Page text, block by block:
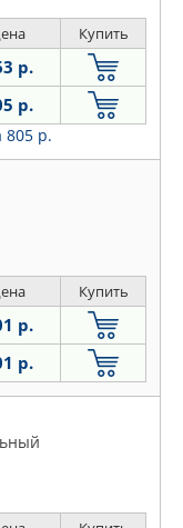
Купить
р.
р.
805 р.
Купить
р.
р.